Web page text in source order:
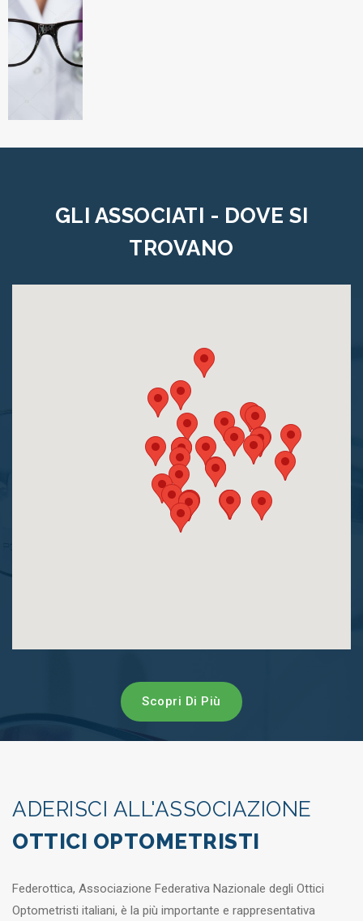
GLI ASSOCIATI - DOVE SI
TROVANO
Scopri Di Più
ADERISCI ALL'ASSOCIAZIONE
OTTICI OPTOMETRISTI
Federottica, Associazione Federativa Nazionale degli Ottici
Optometristi italiani, è la più importante e rappresentativa